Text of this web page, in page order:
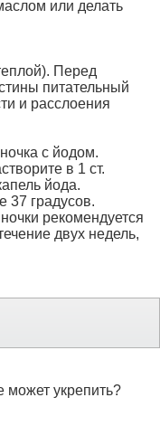
или делать
Перед
питательный
и расслоения
с йодом.
в 1 ст.
йода.
37 градусов.
рекомендуется
двух недель,
может укрепить?